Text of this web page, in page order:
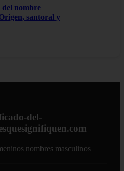
nombre
santoral y
del-
nombres masculinos